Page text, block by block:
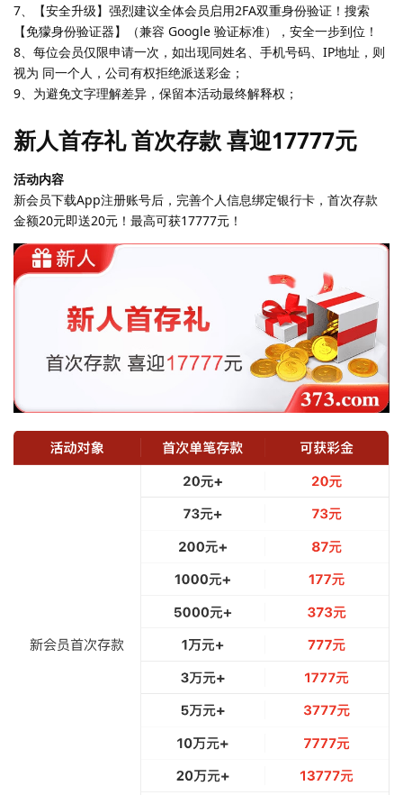
7、【安全升级】强烈建议全体会员启用2FA双重身份验证！搜索
【免獴身份验证器】（兼容 Google 验证标准），安全一步到位！
8、每位会员仅限申请一次，如出现同姓名、手机号码、IP地址，则
视为 同一个人，公司有权拒绝派送彩金；
9、为避免文字理解差异，保留本活动最终解释权；
新人首存礼 首次存款 喜迎17777元
活动内容
新会员下载App注册账号后，完善个人信息绑定银行卡，首次存款
金额20元即送20元！最高可获17777元！